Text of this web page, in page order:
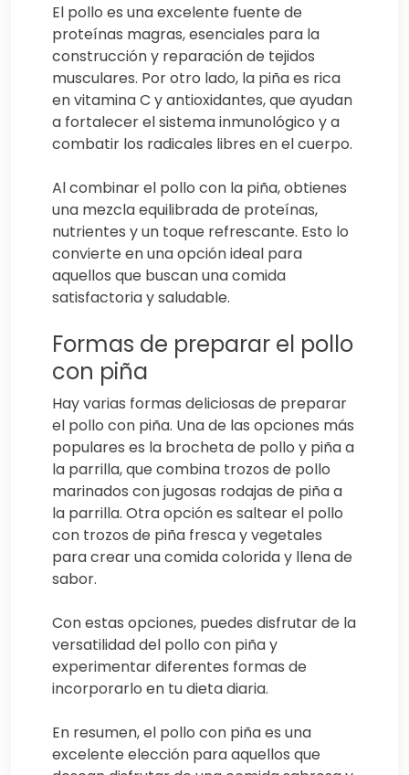
El pollo es una excelente fuente de
proteínas magras, esenciales para la
construcción y reparación de tejidos
musculares. Por otro lado, la piña es rica
en vitamina C y antioxidantes, que ayudan
a fortalecer el sistema inmunológico y a
combatir los radicales libres en el cuerpo.
Al combinar el pollo con la piña, obtienes
una mezcla equilibrada de proteínas,
nutrientes y un toque refrescante. Esto lo
convierte en una opción ideal para
aquellos que buscan una comida
satisfactoria y saludable.
Formas de preparar el pollo
con piña
Hay varias formas deliciosas de preparar
el pollo con piña. Una de las opciones más
populares es la brocheta de pollo y piña a
la parrilla, que combina trozos de pollo
marinados con jugosas rodajas de piña a
la parrilla. Otra opción es saltear el pollo
con trozos de piña fresca y vegetales
para crear una comida colorida y llena de
sabor.
Con estas opciones, puedes disfrutar de la
versatilidad del pollo con piña y
experimentar diferentes formas de
incorporarlo en tu dieta diaria.
En resumen, el pollo con piña es una
excelente elección para aquellos que